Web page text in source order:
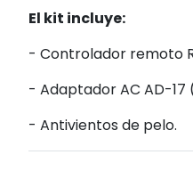
El kit incluye:
- Controlador remoto
- Adaptador AC AD-17
- Antivientos de pelo.